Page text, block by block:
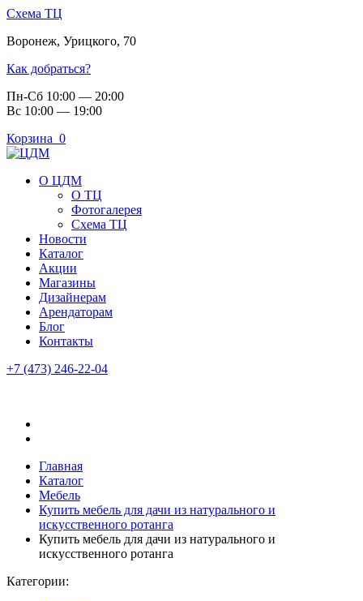
Схема ТЦ
Воронеж, Урицкого, 70
Как добраться?
Пн-Сб 10:00 — 20:00
Вс 10:00 — 19:00
Корзина 0
О ЦДМ
О ТЦ
Фотогалерея
Схема ТЦ
Новости
Каталог
Акции
Магазины
Дизайнерам
Арендаторам
Блог
Контакты
+7 (473) 246-22-04
Главная
Каталог
Мебель
Купить мебель для дачи из натурального и
искусственного ротанга
Купить мебель для дачи из натурального и
искусственного ротанга
Категории: